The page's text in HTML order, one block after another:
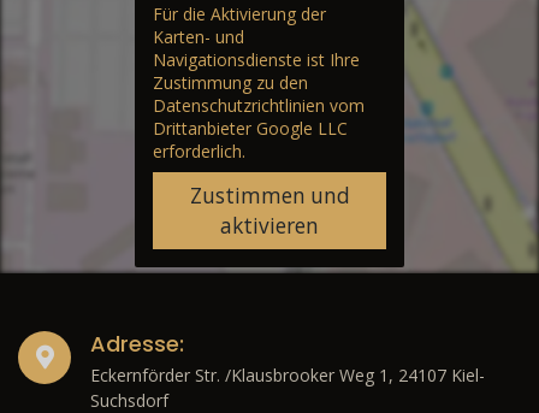
Für die Aktivierung der
Karten- und
Navigationsdienste ist Ihre
Zustimmung zu den
Datenschutzrichtlinien vom
Drittanbieter Google LLC
erforderlich.
Zustimmen und
aktivieren
Adresse:
Eckernförder Str. /Klausbrooker Weg 1, 24107 Kiel-
Suchsdorf